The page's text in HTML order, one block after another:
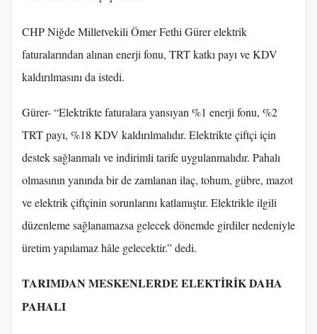
CHP Niğde Milletvekili Ömer Fethi Gürer elektrik
faturalarından alınan enerji fonu, TRT katkı payı ve KDV
kaldırılmasını da istedi.
Gürer- “Elektrikte faturalara yansıyan %1 enerji fonu, %2
TRT payı, %18 KDV kaldırılmalıdır. Elektrikte çiftçi için
destek sağlanmalı ve indirimli tarife uygulanmalıdır. Pahalı
olmasının yanında bir de zamlanan ilaç, tohum, gübre, mazot
ve elektrik çiftçinin sorunlarını katlamıştır. Elektrikle ilgili
düzenleme sağlanamazsa gelecek dönemde girdiler nedeniyle
üretim yapılamaz hâle gelecektir.” dedi.
TARIMDAN MESKENLERDE ELEKTİRİK DAHA
PAHALI